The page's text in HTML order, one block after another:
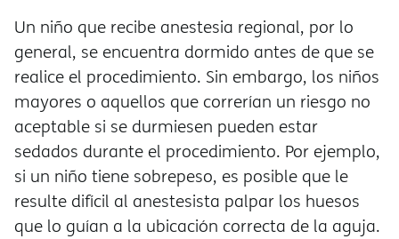
Un niño que recibe anestesia regional, por lo
general, se encuentra dormido antes de que se
realice el procedimiento. Sin embargo, los niños
mayores o aquellos que correrían un riesgo no
aceptable si se durmiesen pueden estar
sedados durante el procedimiento. Por ejemplo,
si un niño tiene sobrepeso, es posible que le
resulte difícil al anestesista palpar los huesos
que lo guían a la ubicación correcta de la aguja.